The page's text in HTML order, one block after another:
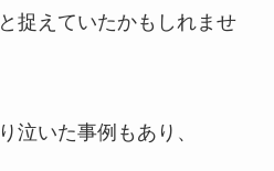
捉えていたかもしれませ
泣いた事例もあり、